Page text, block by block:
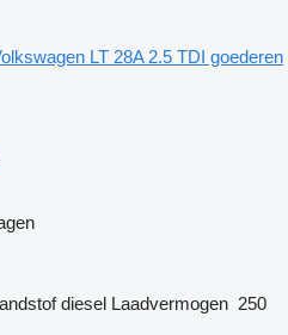
LT 28A 2.5 TDI goederen
diesel Laadvermogen 250